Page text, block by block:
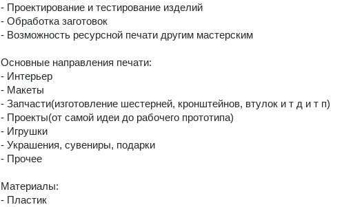
- Проектирование и тестирование изделий
- Обработка заготовок
- Возможность ресурсной печати другим мастерским
Основные направления печати:
- Интерьер
- Макеты
- Запчасти(изготовление шестерней, кронштейнов, втулок и т д и т п)
- Проекты(от самой идеи до рабочего прототипа)
- Игрушки
- Украшения, сувениры, подарки
- Прочее
Материалы:
- Пластик